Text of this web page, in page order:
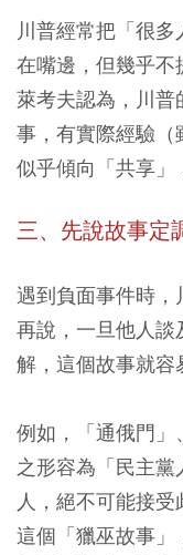
川普經常把「很
在嘴邊，但幾乎不
萊考夫認為，川普
事，有實際經驗（
似乎傾向「共享」
三、先說故事
遇到負面事件時，
再說，一旦他人談
解，這個故事就容
例如，「通俄門
之形容為「民主
人，絕不可能接
這個「獵巫故事」